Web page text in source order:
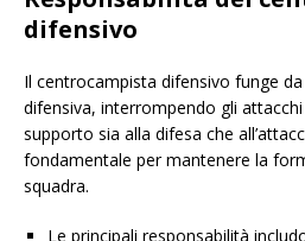
difensivo
Il centrocampista difensivo funge
difensiva, interrompendo gli
supporto sia alla difesa che
fondamentale per mantenere la
squadra.
Le principali responsabilità